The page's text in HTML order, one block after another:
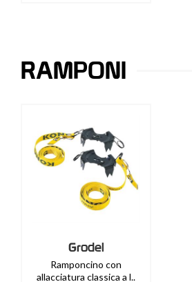
RAMPONI
Grodel
Ramponcino con
allacciatura classica a l..